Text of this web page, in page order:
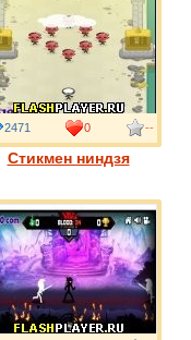
Стикмен ниндзя
2471 0 --